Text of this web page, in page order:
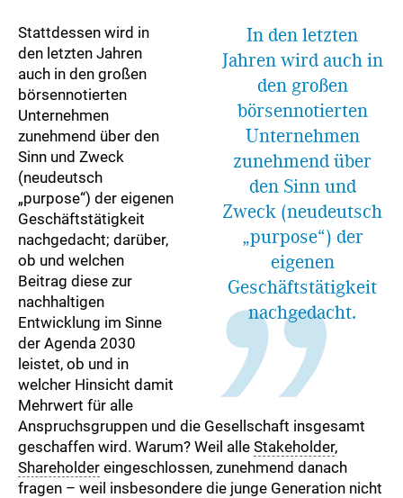
In den letzten
Jahren wird auch in
den großen
börsennotierten
Unternehmen
zunehmend über
den Sinn und
Zweck (neudeutsch
„purpose“) der
eigenen
Geschäftstätigkeit
nachgedacht.
Stattdessen wird in
den letzten Jahren
auch in den großen
börsennotierten
Unternehmen
zunehmend über den
Sinn und Zweck
(neudeutsch
„purpose“) der eigenen
Geschäftstätigkeit
nachgedacht; darüber,
ob und welchen
Beitrag diese zur
nachhaltigen
Entwicklung im Sinne
der Agenda 2030
leistet, ob und in
welcher Hinsicht damit
Mehrwert für alle
Anspruchsgruppen und die Gesellschaft insgesamt
geschaffen wird. Warum? Weil alle Stakeholder,
Shareholder eingeschlossen, zunehmend danach
fragen – weil insbesondere die junge Generation nicht